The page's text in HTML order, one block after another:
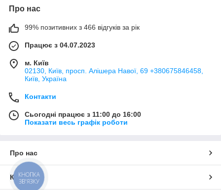
Про нас
99% позитивних з 466 відгуків за рік
Працює з 04.07.2023
м. Київ
02130, Київ, просп. Алішера Навої, 69 +380675846458,
Київ, Україна
Контакти
Сьогодні працює з 11:00 до 16:00
Показати весь графік роботи
Про нас
Контакти
КНОПКА
ЗВ'ЯЗКУ